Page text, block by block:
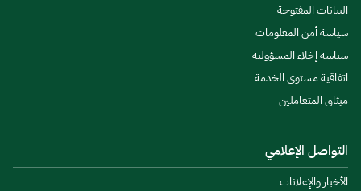
البيانات المفتوحة
سياسة أمن المعلومات
سياسة إخلاء المسؤولية
اتفاقية مستوى الخدمة
ميثاق المتعاملين
التواصل الإعلامي
الأخبار والإعلانات